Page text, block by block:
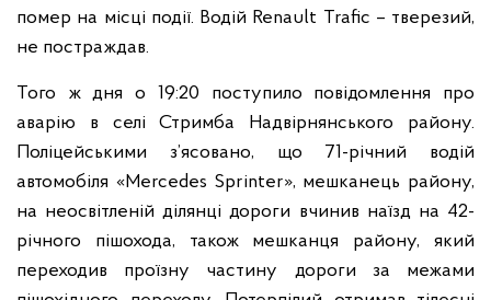
помер на місці події. Водій Renault Trafic – тверезий,
не постраждав.
Того ж дня о 19:20 поступило повідомлення про
аварію в селі Стримба Надвірнянського району.
Поліцейськими з’ясовано, що 71-річний водій
автомобіля «Mercedes Sprinter», мешканець району,
на неосвітленій ділянці дороги вчинив наїзд на 42-
річного пішохода, також мешканця району, який
переходив проїзну частину дороги за межами